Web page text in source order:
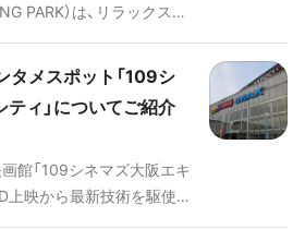
PARK）は、リラックスで
ション拠点です。公園内4
ングやバーベキュー、ヨガ
に日帰りで利用できる温
タメスポット「109シ
ィ」についてご紹介
館「109シネマズ大阪エキ
上映から最新技術を駆使し